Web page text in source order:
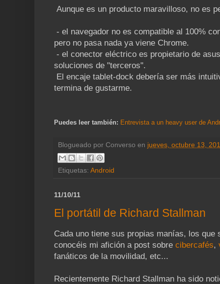
Aunque es un producto maravilloso, no es
- el navegador no es compatible al 100%
pero no pasa nada ya viene Chrome.
- el conector eléctrico es propietario de
soluciones de "terceros".
El encaje tablet-dock debería ser más
termina de gustarme.
Puedes leer también: Entrevista a un heavy user de
Blogueado por Converso en jueves, octubre 13,
Etiquetas: Android
11/10/11
El portátil de Richard Stallman
Cada uno tiene sus propias manías, los que
conocéis mi afición a post sobre cibercafés,
fanáticos de la movilidad, etc...
Recientemente Richard Stallman ha sido